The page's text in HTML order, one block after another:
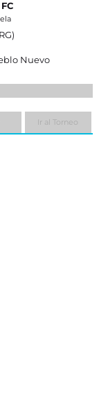
Nuevo
Ir al Torneo